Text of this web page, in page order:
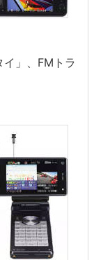
」、FMトラ